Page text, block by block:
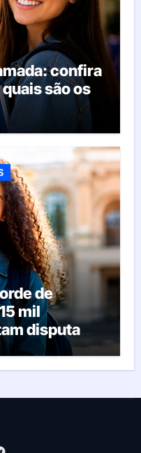
confira
são os
de
mil
disputa
que acontece